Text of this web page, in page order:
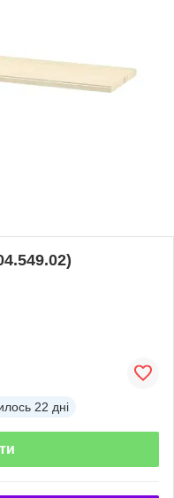
22 дні